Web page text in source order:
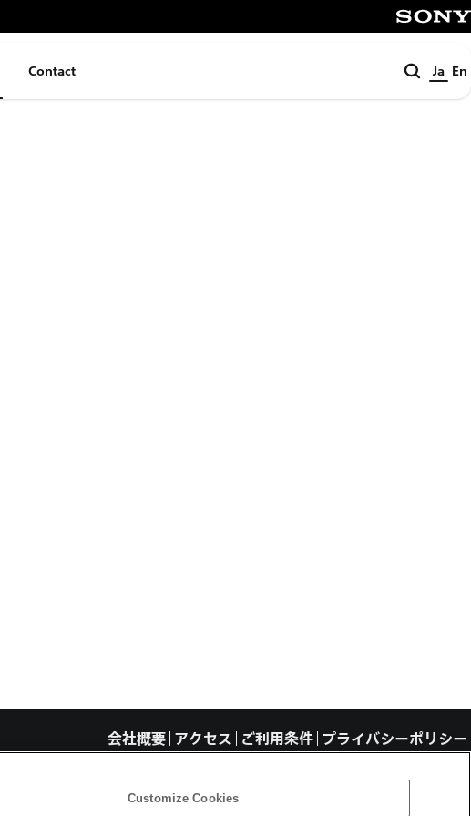
Contact
検
索
Ja En
会社概要 アクセス ご利用条件 プライバシーポリシー
Copyright ©1994–2026 Sony Computer Science Laboratories, Inc., Tokyo, Japan
Customize Cookies